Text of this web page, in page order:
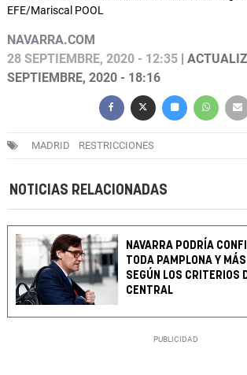
EFE/Mariscal POOL
NAVARRA.COM
28 SEPTIEMBRE, 2020 - 12:35 |
SEPTIEMBRE, 2020 - 18:16
MADRID RESTRICCIONES
NOTICIAS RELACIONADAS
NAVARRA PODRÍA
TODA PAMPLONA Y
SEGÚN LOS CRITERIOS
CENTRAL